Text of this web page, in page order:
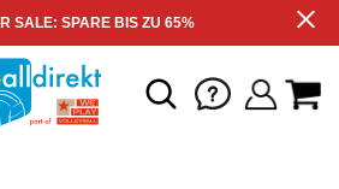
SALE: SPARE BIS ZU 65%